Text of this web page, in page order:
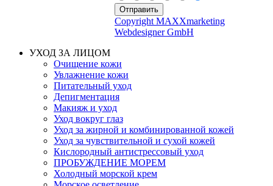
Copyright MAXXmarketing
Webdesigner GmbH
УХОД ЗА ЛИЦОМ
Очищение кожи
Увлажнение кожи
Питательный уход
Депигментация
Макияж и уход
Уход вокруг глаз
Уход за жирной и комбинированной кожей
Уход за чувствительной и сухой кожей
Кислородный антистрессовый уход
ПРОБУЖДЕНИЕ МОРЕМ
Холодный морской крем